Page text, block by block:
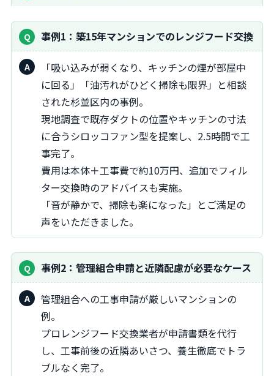
事例1：築15年マンションでのレンジフード交換
「吸い込みが弱くなり、キッチンの煙が部屋中
に回る」「油汚れがひどく掃除も限界」と相談
された杉並区内の事例。
現地調査で既存ダクトの位置やキッチンの寸法
に合うシロッコファン型を提案し、2.5時間で工
事完了。
費用は本体＋工事費で約10万円、追加でフィル
ター交換時のアドバイスも実施。
「音が静かで、掃除も楽になった」とご満足の
声をいただきました。
事例2：管理組合申請と近隣配慮が必要なケース
管理組合への工事申請が厳しいマンションの
例。
プロレンジフード交換業者が申請書類を代行
し、工事前後の近隣あいさつ、養生徹底でトラ
ブルなく完了。